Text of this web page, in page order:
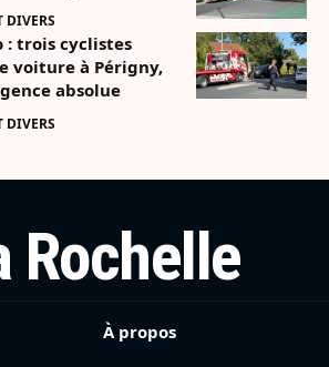
DIVERS
: trois cyclistes
voiture à Périgny,
absolue
DIVERS
Rochelle
À propos